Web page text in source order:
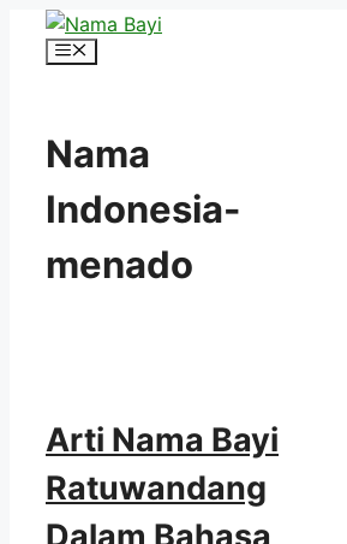
Langsung
Menu
Nama
Indonesia-
menado
Arti Nama Bayi
Ratuwandang